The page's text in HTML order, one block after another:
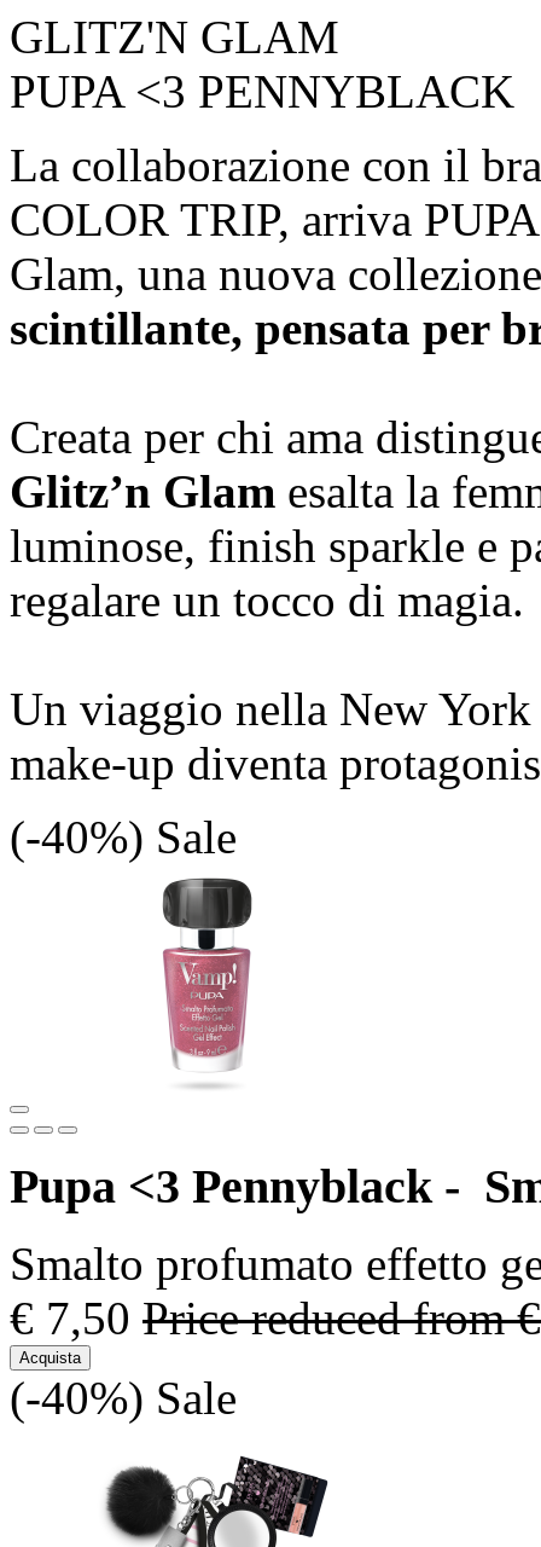
GLITZ'N GLAM
PUPA <3 PENNYBLACK
La collaborazione con il
COLOR TRIP, arriva
Glam, una nuova
scintillante, pensata per
Creata per chi ama
Glitz’n Glam esalta la
luminose, finish sparkle e
regalare un tocco di magia.
Un viaggio nella New
make-up diventa
(-40%) Sale
Pupa <3 Pennyblack -
Smalto profumato effetto
€ 7,50 Price reduced from
Acquista
(-40%) Sale